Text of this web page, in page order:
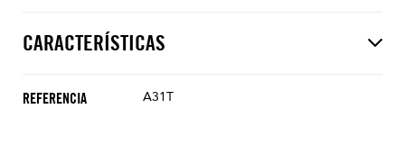
CARACTERÍSTICAS
REFERENCIA A31T